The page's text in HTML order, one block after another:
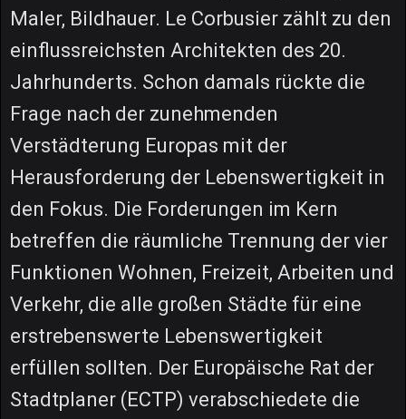
Maler, Bildhauer. Le Corbusier zählt zu den
einflussreichsten Architekten des 20.
Jahrhunderts. Schon damals rückte die
Frage nach der zunehmenden
Verstädterung Europas mit der
Herausforderung der Lebenswertigkeit in
den Fokus. Die Forderungen im Kern
betreffen die räumliche Trennung der vier
Funktionen Wohnen, Freizeit, Arbeiten und
Verkehr, die alle großen Städte für eine
erstrebenswerte Lebenswertigkeit
erfüllen sollten. Der Europäische Rat der
Stadtplaner (ECTP) verabschiedete die